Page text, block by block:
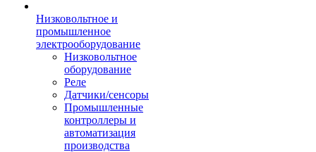
Низковольтное и
промышленное
электрооборудование
Низковольтное
оборудование
Реле
Датчики/сенсоры
Промышленные
контроллеры и
автоматизация
производства